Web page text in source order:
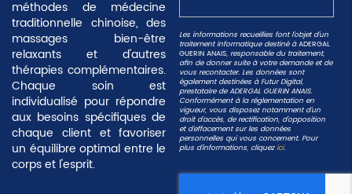
méthodes de médecine
traditionnelle chinoise, des
massages bien-être
relaxants et d'autres
thérapies complémentaires.
Chaque soin est
individualisé pour répondre
aux besoins spécifiques de
chaque client et favoriser
un équilibre optimal entre le
corps et l'esprit.
Les informations recueillies font l’objet d’un
traitement informatique destiné àADERGAL
GUERIN ANAIS, responsable du traitement,
afin de donner suite à votre demande et de
vous recontacter. Les données sont
également destinées à Futur Digital,
prestataire de ADERGAL GUERIN ANAIS.
Conformément à la réglementation en
vigueur, vous disposez notamment d'un
droit d'accès, de rectification, d'opposition
et d'effacement sur les données
personnelles qui vous concernent. Pour
plus d’informations, cliquezici.